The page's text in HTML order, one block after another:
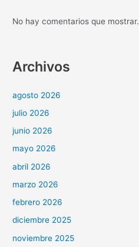
No hay comentarios que mostrar.
Archivos
agosto 2026
julio 2026
junio 2026
mayo 2026
abril 2026
marzo 2026
febrero 2026
diciembre 2025
noviembre 2025